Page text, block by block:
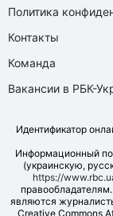
Политика
Контакты
Команда
Вакансии в РБК-
Идентификатор
Информационный
(украинскую,
https://
являются
Creative Commons